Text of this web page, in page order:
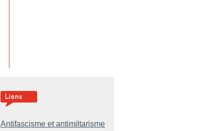
Antifascisme et antimiltarisme